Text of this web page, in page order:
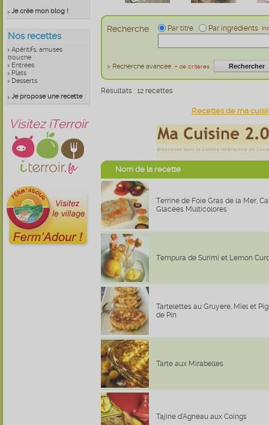
Je crée mon blog !
Nos recettes
Apéritifs, amuses
bouche
Entrées
Plats
Desserts
Je propose une recette
Visitez iTerroir
Recherche Par titre Par ingrédients
> Recherche avancée + de critères
Résultats : 12 recettes
Recettes de ma
Nom de la recette
Terrine de Foie Gras de la Mer,
Glacées Multicolores
Tempura de Surimi et Lemon
Tartelettes au Gruyère, Miel et
de Pin
Tarte aux Mirabelles
Tajine d’Agneau aux Coings